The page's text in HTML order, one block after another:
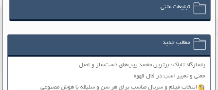
تبلیغات متنی
مطالب جدید
پاسارگاد تاباک: برترین مقصد پیپ‌های دست‌ساز و اصل
معنی و تعبیر اسب در فال قهوه
انتخاب فیلم و سریال مناسب برای هر سن و سلیقه با هوش مصنوعی